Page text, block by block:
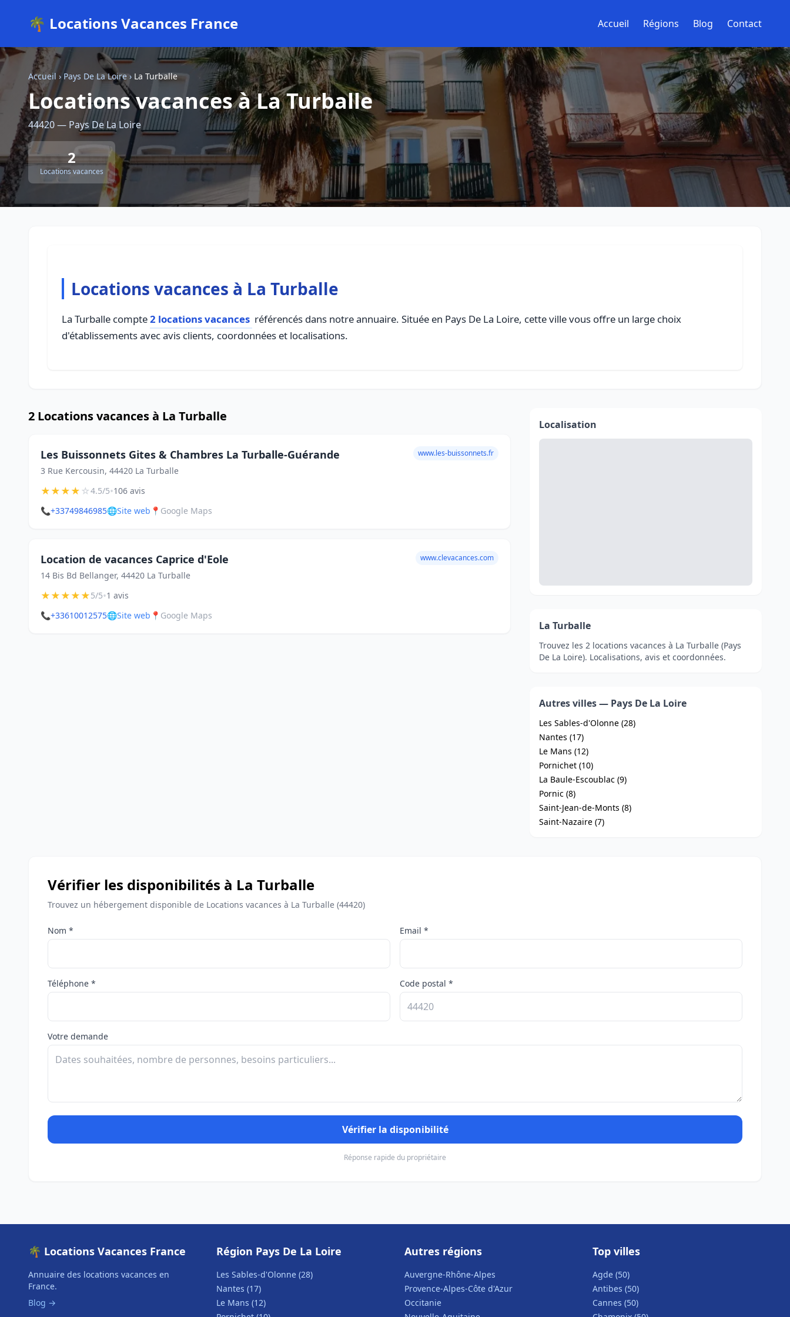
🌴 Locations Vacances France Accueil Régions Blog Contact
Accueil › Pays De La Loire› La Turballe
Locations vacances à La Turballe
44420 — Pays De La Loire
2
Locations vacances
Locations vacances à La Turballe
La Turballe compte2 locations vacances référencés dans notre annuaire. Située en Pays De La Loire, cette ville vous offre un large choix
d'établissements avec avis clients, coordonnées et localisations.
2 Locations vacances à La Turballe
Les Buissonnets Gites & Chambres La Turballe-Guérande
3 Rue Kercousin, 44420 La Turballe
www.les-buissonnets.fr
★★★★☆4.5/5•106 avis
📞+33749846985🌐Site web 📍 Google Maps
Location de vacances Caprice d'Eole
14 Bis Bd Bellanger, 44420 La Turballe
www.clevacances.com
★★★★★5/5•1 avis
📞+33610012575🌐Site web 📍 Google Maps
Localisation
La Turballe
Trouvez les 2 locations vacances à La Turballe (Pays
De La Loire). Localisations, avis et coordonnées.
Autres villes — Pays De La Loire
Les Sables-d'Olonne (28)
Nantes (17)
Le Mans (12)
Pornichet (10)
La Baule-Escoublac (9)
Pornic (8)
Saint-Jean-de-Monts (8)
Saint-Nazaire (7)
Vérifier les disponibilités à La Turballe
Trouvez un hébergement disponible de Locations vacances à La Turballe (44420)
Nom * Email *
Téléphone * Code postal *
Votre demande
Vérifier la disponibilité
Réponse rapide du propriétaire
🌴 Locations Vacances France
Annuaire des locations vacances en
France.
Blog →
Région Pays De La Loire
Les Sables-d'Olonne (28)
Nantes (17)
Le Mans (12)
Autres régions
Auvergne-Rhône-Alpes
Provence-Alpes-Côte d'Azur
Occitanie
Top villes
Agde (50)
Antibes (50)
Cannes (50)